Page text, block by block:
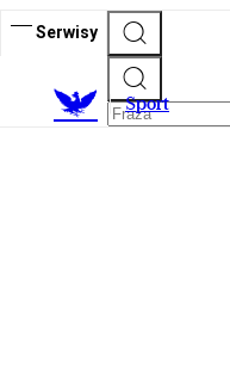
Serwisy
Sport